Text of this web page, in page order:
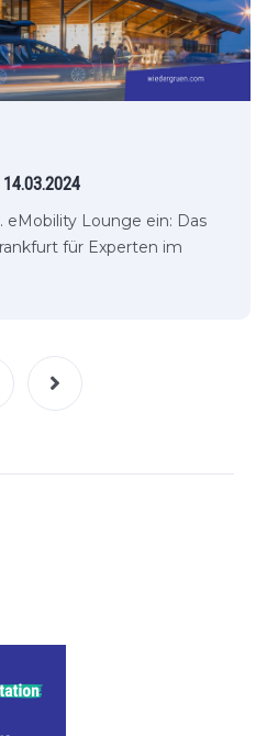
eMobility Lounge ein: Das
für Experten im